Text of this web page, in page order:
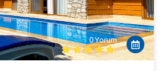
0 Yorum